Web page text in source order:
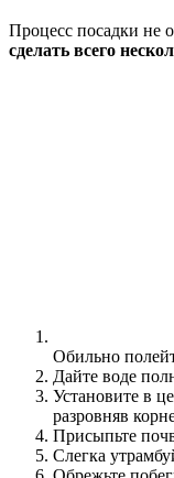
Процесс посадки не
сделать всего
Обильно
Дайте воде
Установите в
разровняв
Присыпьте
Слегка